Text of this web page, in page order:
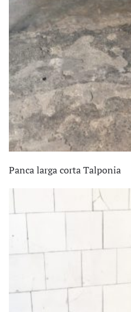
Panca larga corta Talponia